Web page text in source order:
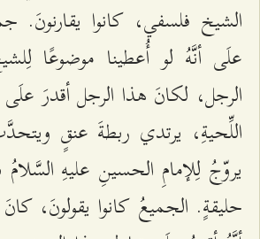
الشيخ فلسفي، كانوا یقارنونَ.
علَى أنَّهُ لو أُعطینا موضوعًا
الرجل، لكانَ هذا الرجل أقدرَ
اللِّحیةِ، یرتدي ربطةَ عنقٍ
یروّجُ لِلإمامِ الحسینِ علیهِ
حلیقةٍ. الجمیعُ كانوا یقولونَ،